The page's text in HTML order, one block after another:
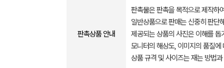
판촉상품 안내
판촉물은 판촉을 목적으로 제작하
일반상품으로 판매는 신중히 판단
제공되는 상품의 사진은 이해를
모니터의 해상도, 이미지의 품질
상품 규격 및 사이즈는 재는 방법